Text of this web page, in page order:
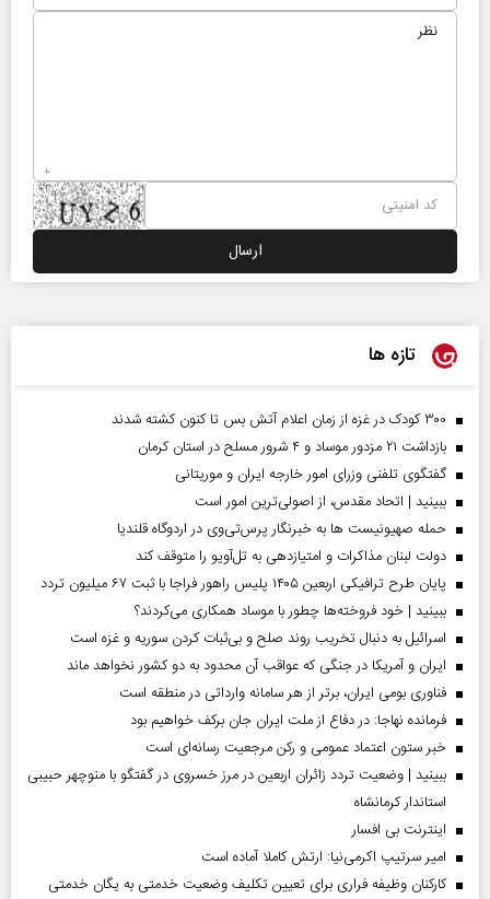
تازه ها
۳۰۰ کودک در غزه از زمان اعلام آتش بس تا کنون کشته شدند
بازداشت ۲۱ مزدور موساد و ۴ شرور مسلح در استان کرمان
گفتگوی تلفنی وزرای امور خارجه ایران و موریتانی
ببینید | اتحاد مقدس، از اصولی‌ترین امور است
حمله صهیونیست ها به خبرنگار پرس‌تی‌وی در اردوگاه قلندیا
دولت لبنان مذاکرات و امتیازدهی به تل‌آویو را متوقف کند
پایان طرح ترافیکی اربعین ۱۴۰۵ پلیس راهور فراجا با ثبت ۶۷ میلیون تردد
ببینید | خود فروخته‌ها چطور با موساد همکاری می‌کردند؟
اسرائیل به دنبال تخریب روند صلح و بی‌ثبات کردن سوریه و غزه است
ایران و آمریکا در جنگی که عواقب آن محدود به دو کشور نخواهد ماند
فناوری بومی ایران، برتر از هر سامانه وارداتی در منطقه است
فرمانده نهاجا: در دفاع از ملت ایران جان برکف خواهیم بود
خبر ستون اعتماد عمومی و رکن مرجعیت رسانه‌ای است
ببینید | وضعیت تردد زائران اربعین در مرز خسروی در گفتگو با منوچهر حبیبی
استاندار کرمانشاه
اینترنت بی افسار
امیر سرتیپ اکرمی‌نیا: ارتش کاملا آماده است
کارکنان وظیفه فراری برای تعیین تکلیف وضعیت خدمتی به یگان خدمتی